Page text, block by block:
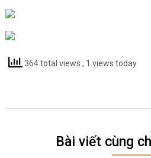
364 total views , 1 views today
Bài viết cùng